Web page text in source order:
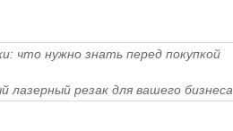
что нужно знать перед покупкой
лазерный резак для вашего бизнеса